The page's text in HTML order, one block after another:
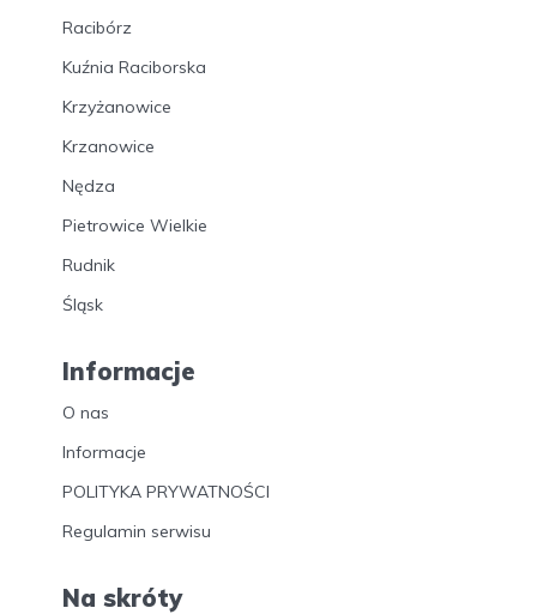
Racibórz
Kuźnia Raciborska
Krzyżanowice
Krzanowice
Nędza
Pietrowice Wielkie
Rudnik
Śląsk
Informacje
O nas
Informacje
POLITYKA PRYWATNOŚCI
Regulamin serwisu
Na skróty